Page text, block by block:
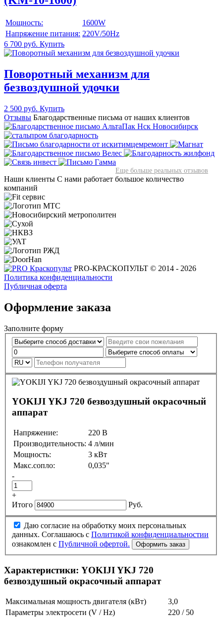
Мощность:
1600W
Напряжение питания: 220V/50Hz
6 700 руб. Купить
Поворотный механизм для
безвоздушной удочки
2 500 руб. Купить
Отзывы Благодарственные письма от наших клиентов
Еще больше реальных отзывов
Наши клиенты С нами работает большое количество
компаний
PRO-КРАСКОПУЛЬТ © 2014 - 2026
Политика конфиденциальности
Публичная оферта
Оформление заказа
Заполните форму
YOKIJI YKJ 720 безвоздушный окрасочный
аппарат
Напряжение:
220 В
Производительность: 4 л/мин
Мощность:
3 кВт
Макс.сопло:
0,035"
-
+
Итого
Руб.
Даю согласие на обработку моих персональных
данных. Соглашаюсь с Политикой конфиденциальностии
ознакомлен с Публичной офертой.
Характеристики: YOKIJI YKJ 720
безвоздушный окрасочный аппарат
Максимальная мощность двигателя (кВт)
3,0
Параметры электросети (V / Hz)
220 / 50